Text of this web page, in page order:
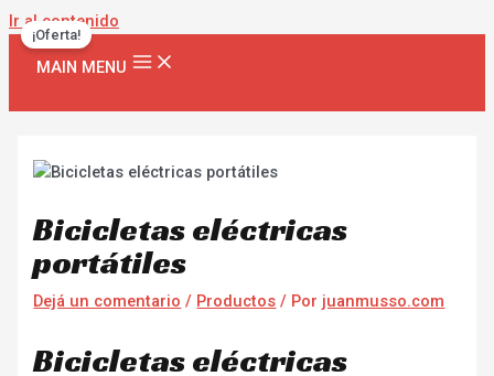
Ir al contenido
MAIN MENU
Bicicletas eléctricas
portátiles
Dejá un comentario / Productos / Por juanmusso.com
Bicicletas eléctricas
¡Oferta!